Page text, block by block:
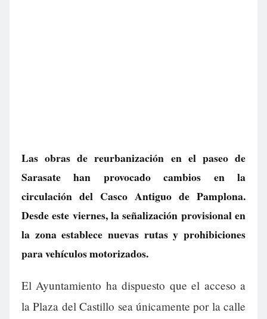
Las obras de reurbanización en el paseo de
Sarasate han provocado cambios en la
circulación del Casco Antiguo de Pamplona.
Desde este viernes, la señalización provisional en
la zona establece nuevas rutas y prohibiciones
para vehículos motorizados.
El Ayuntamiento ha dispuesto que el acceso a
la Plaza del Castillo sea únicamente por la calle